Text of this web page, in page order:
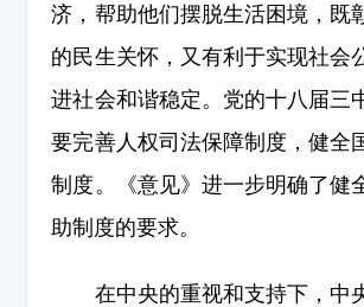
济，帮助他们摆脱生活困境，既
的民生关怀，又有利于实现社会
进社会和谐稳定。党的十八届三
要完善人权司法保障制度，健全
制度。《意见》进一步明确了健
助制度的要求。
在中央的重视和支持下，中